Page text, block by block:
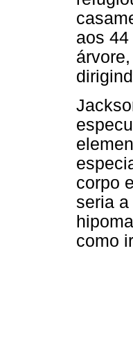
aos
corpo
seria
como